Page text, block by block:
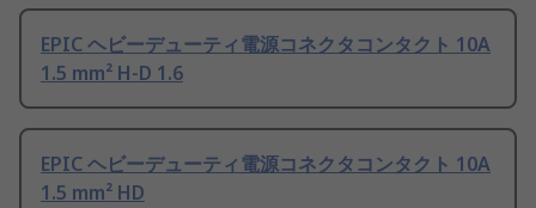
EPIC ヘビーデューティ電源コネクタコンタクト 10A
1.5 mm² H-D 1.6
EPIC ヘビーデューティ電源コネクタコンタクト 10A
1.5 mm² HD